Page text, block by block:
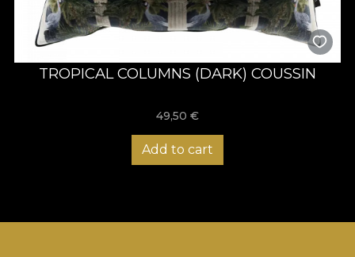
TROPICAL COLUMNS (DARK) COUSSIN
49,50 €
Add to cart